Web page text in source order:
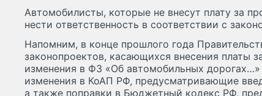
Автомобилисты, которые не внесут плату за
нести ответственность в соответствии с
Напомним, в конце прошлого года
законопроектов, касающихся внесения платы
изменения в ФЗ «Об автомобильных
изменения в КоАП РФ, предусматривающие
а также поправки в Бюджетный кодекс РФ,